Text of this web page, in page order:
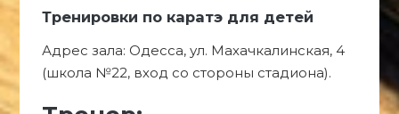
Тренировки по каратэ для детей
Адрес зала: Одесса, ул. Махачкалинская, 4
(школа №22, вход со стороны стадиона).